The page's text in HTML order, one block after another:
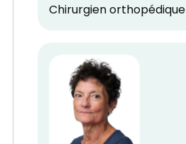
Chirurgien orthopédique